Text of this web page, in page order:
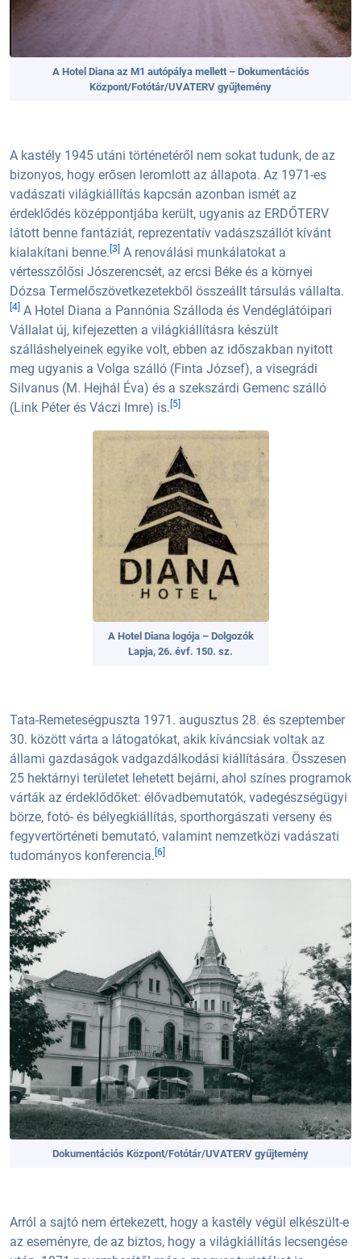
A Hotel Diana az M1 autópálya mellett – Dokumentációs
Központ/Fotótár/UVATERV gyűjtemény
A kastély 1945 utáni történetéről nem sokat tudunk, de az
bizonyos, hogy erősen leromlott az állapota. Az 1971-es
vadászati világkiállítás kapcsán azonban ismét az
érdeklődés középpontjába került, ugyanis az ERDŐTERV
látott benne fantáziát, reprezentatív vadászszállót kívánt
kialakítani benne. [3] A renoválási munkálatokat a
vértesszőlősi Jószerencsét, az ercsi Béke és a környei
Dózsa Termelőszövetkezetekből összeállt társulás vállalta.
[4] A Hotel Diana a Pannónia Szálloda és Vendéglátóipari
Vállalat új, kifejezetten a világkiállításra készült
szálláshelyeinek egyike volt, ebben az időszakban nyitott
meg ugyanis a Volga szálló (Finta József), a visegrádi
Silvanus (M. Hejhál Éva) és a szekszárdi Gemenc szálló
(Link Péter és Váczi Imre) is. [5]
A Hotel Diana logója – Dolgozók
Lapja, 26. évf. 150. sz.
Tata-Remeteségpuszta 1971. augusztus 28. és szeptember
30. között várta a látogatókat, akik kíváncsiak voltak az
állami gazdaságok vadgazdálkodási kiállítására. Összesen
25 hektárnyi területet lehetett bejárni, ahol színes programok
várták az érdeklődőket: élővadbemutatók, vadegészségügyi
börze, fotó- és bélyegkiállítás, sporthorgászati verseny és
fegyvertörténeti bemutató, valamint nemzetközi vadászati
tudományos konferencia. [6]
Dokumentációs Központ/Fotótár/UVATERV gyűjtemény
Arról a sajtó nem értekezett, hogy a kastély végül elkészült-e
az eseményre, de az biztos, hogy a világkiállítás lecsengése